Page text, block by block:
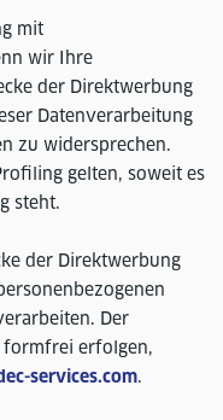
mit
wir Ihre
der Direktwerbung
Datenverarbeitung
zu widersprechen.
gelten, soweit es
steht.
der Direktwerbung
Der
formfrei erfolgen,
services.com.